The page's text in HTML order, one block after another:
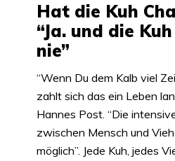
Hat die Kuh
“Ja. und die
nie”
“Wenn Du dem Kalb viel
zahlt sich das ein Leben
Hannes Post. “Die
zwischen Mensch und
möglich”. Jede Kuh, jedes